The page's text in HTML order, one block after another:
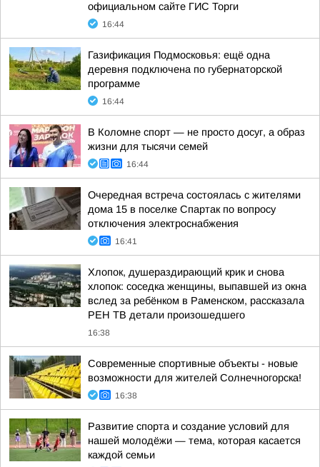
официальном сайте ГИС Торги
16:44
Газификация Подмосковья: ещё одна
деревня подключена по губернаторской
программе
16:44
В Коломне спорт — не просто досуг, а образ
жизни для тысячи семей
16:44
Очередная встреча состоялась с жителями
дома 15 в поселке Спартак по вопросу
отключения электроснабжения
16:41
Хлопок, душераздирающий крик и снова
хлопок: соседка женщины, выпавшей из окна
вслед за ребёнком в Раменском, рассказала
РЕН ТВ детали произошедшего
16:38
Современные спортивные объекты - новые
возможности для жителей Солнечногорска!
16:38
Развитие спорта и создание условий для
нашей молодёжи — тема, которая касается
каждой семьи